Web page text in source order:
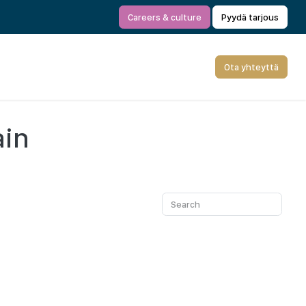
Careers & culture Pyydä tarjous
Ota yhteyttä